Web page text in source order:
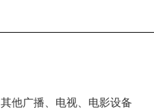
其他广播、电视、电影设备